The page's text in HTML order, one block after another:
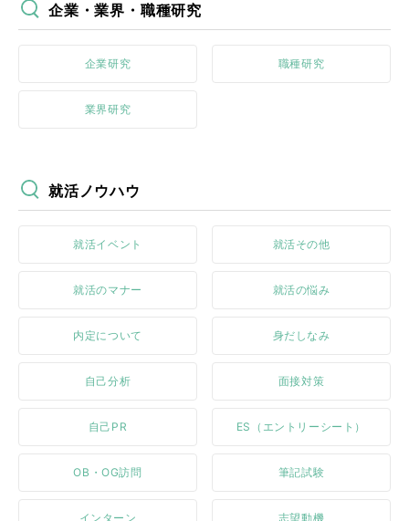
企業・業界・職種研究
企業研究 職種研究
業界研究
就活ノウハウ
就活イベント 就活その他
就活のマナー 就活の悩み
内定について 身だしなみ
自己分析 面接対策
自己PR ES（エントリーシート）
OB・OG訪問 筆記試験
インターン 志望動機